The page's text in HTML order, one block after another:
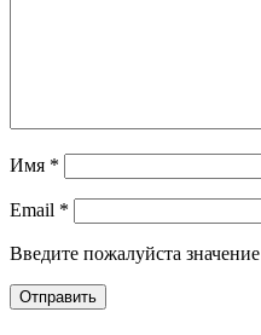
Имя *
Email *
Введите пожалуйста значение